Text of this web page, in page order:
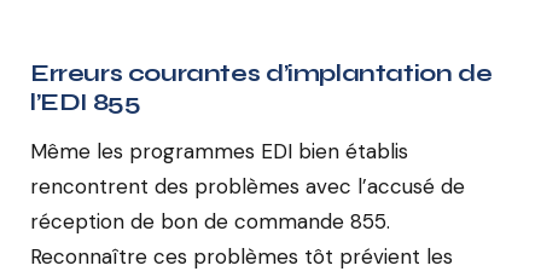
Erreurs courantes d’implantation de
l’EDI 855
Même les programmes EDI bien établis
rencontrent des problèmes avec l’accusé de
réception de bon de commande 855.
Reconnaître ces problèmes tôt prévient les